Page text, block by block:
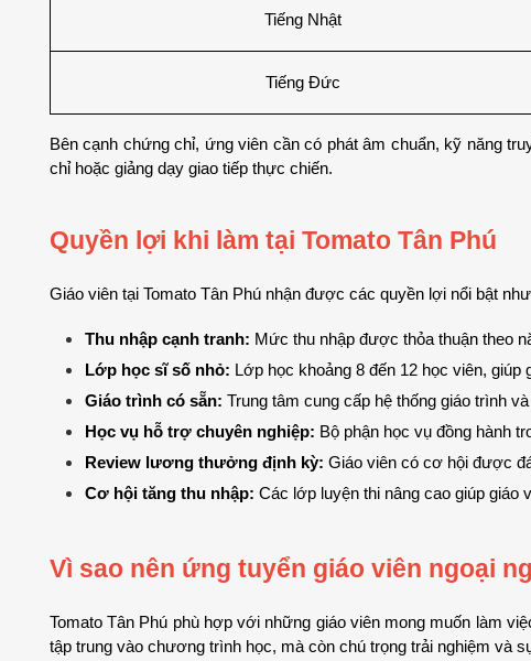
Tiếng Nhật
Tiếng Đức
Bên cạnh chứng chỉ, ứng viên cần có phát âm chuẩn, kỹ năng
chỉ hoặc giảng dạy giao tiếp thực chiến.
Quyền lợi khi làm tại Tomato Tân Phú
Giáo viên tại Tomato Tân Phú nhận được các quyền lợi nổi bật
Thu nhập cạnh tranh: Mức thu nhập được thỏa thuận theo
Lớp học sĩ số nhỏ: Lớp học khoảng 8 đến 12 học viên,
Giáo trình có sẵn: Trung tâm cung cấp hệ thống giáo trình
Học vụ hỗ trợ chuyên nghiệp: Bộ phận học vụ đồng hành
Review lương thưởng định kỳ: Giáo viên có cơ hội được
Cơ hội tăng thu nhập: Các lớp luyện thi nâng cao giúp giáo
Vì sao nên ứng tuyển giáo viên ngoại
Tomato Tân Phú phù hợp với những giáo viên mong muốn làm
tập trung vào chương trình học, mà còn chú trọng trải nghiệm và